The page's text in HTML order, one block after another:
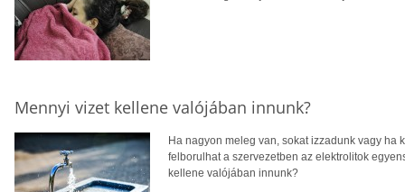
Mennyi vizet kellene valójában innunk?
Ha nagyon meleg van, sokat izzadunk vagy ha
felborulhat a szervezetben az elektrolitok
kellene valójában innunk?